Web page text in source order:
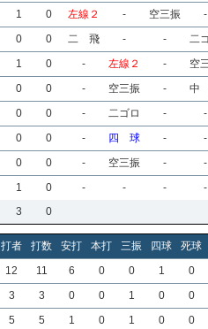
1 0 左線２ - 空三振 -
0 0 二 飛 - - 二
1 0 - 左線２ - 空
0 0 - 空三振 - 中
0 0 - 二ゴロ - -
0 0 - 四 球 - -
0 0 - 空三振 - -
1 0 - - - -
3 0
打者 打数 安打 本打 三振 四球 死球
12 11 6 0 0 1 0
3 3 0 0 1 0 0
5 5 1 0 1 0 0